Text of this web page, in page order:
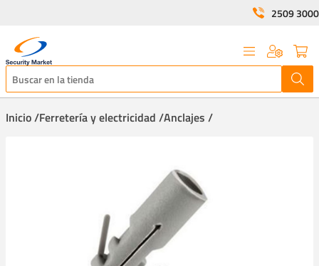
2509 3000
Inicio /Ferretería y electricidad /Anclajes /